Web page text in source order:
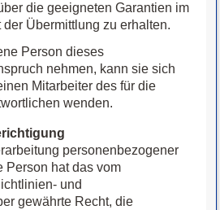
die geeigneten Garantien im
Übermittlung zu erhalten.
Person dieses
nehmen, kann sie sich
Mitarbeiter des für die
wenden.
personenbezogener
Person hat das vom
und
gewährte Recht, die